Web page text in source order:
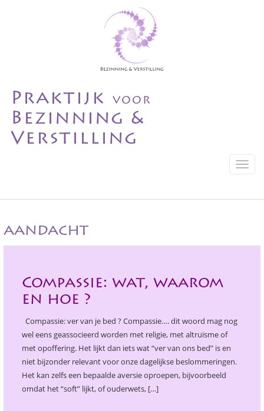
Praktijk voor
Bezinning &
Verstilling
T
l
aandacht
Compassie: wat, waarom
en hoe ?
Compassie: ver van je bed ? Compassie…. dit woord mag nog
wel eens geassocieerd worden met religie, met altruïsme of
met opoffering. Het lijkt dan iets wat “ver van ons bed” is en
niet bijzonder relevant voor onze dagelijkse beslommeringen.
Het kan zelfs een bepaalde aversie oproepen, bijvoorbeeld
omdat het “soft” lijkt, of ouderwets, […]